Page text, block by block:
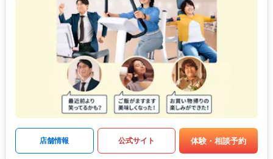
店舗情報 公式サイト 体験・相談予約